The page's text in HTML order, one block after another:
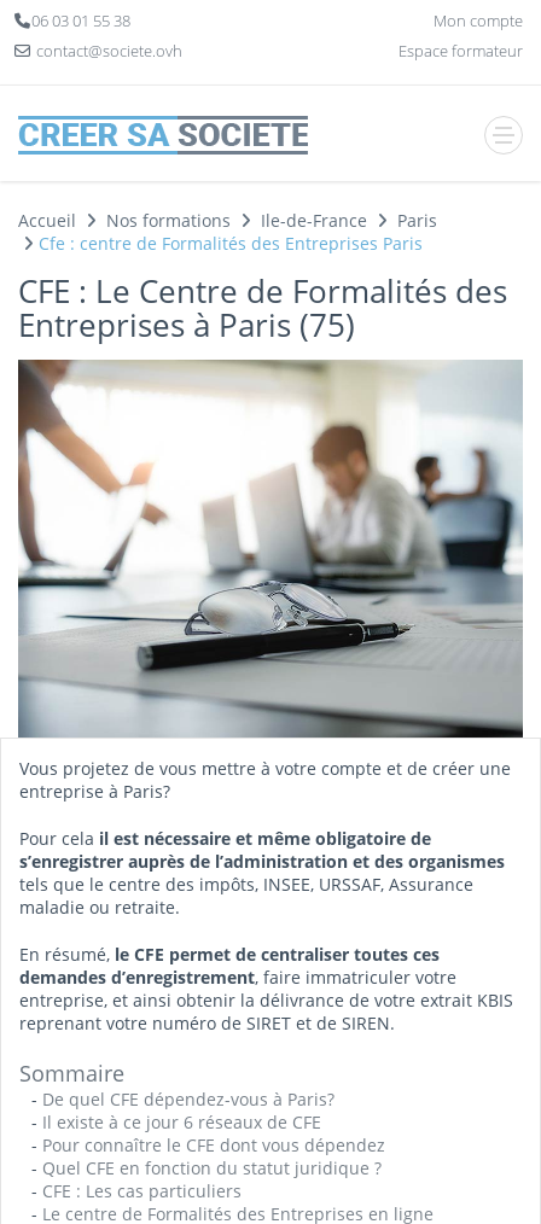
06 03 01 55 38
contact@societe.ovh
Mon compte
Espace formateur
Accueil Nos formations Ile-de-France
Paris
Cfe : centre de Formalités des Entreprises Paris
CFE : Le Centre de Formalités des
Entreprises à Paris (75)
Vous projetez de vous mettre à votre compte et de créer une
entreprise à Paris?
Pour cela il est nécessaire et même obligatoire de
s’enregistrer auprès de l’administration et des organismes
tels que le centre des impôts, INSEE, URSSAF, Assurance
maladie ou retraite.
En résumé, le CFE permet de centraliser toutes ces
demandes d’enregistrement, faire immatriculer votre
entreprise, et ainsi obtenir la délivrance de votre extrait KBIS
reprenant votre numéro de SIRET et de SIREN.
Sommaire
- De quel CFE dépendez-vous à Paris?
- Il existe à ce jour 6 réseaux de CFE
- Pour connaître le CFE dont vous dépendez
- Quel CFE en fonction du statut juridique ?
- CFE : Les cas particuliers
- Le centre de Formalités des Entreprises en ligne
Panneau de gestion des cookies